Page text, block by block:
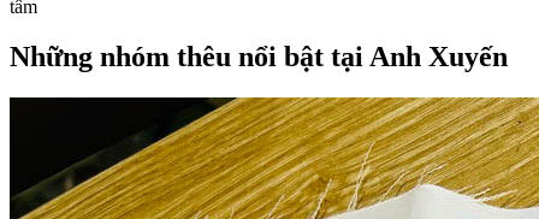
tâm
Những nhóm thêu nổi bật tại Anh Xuyến